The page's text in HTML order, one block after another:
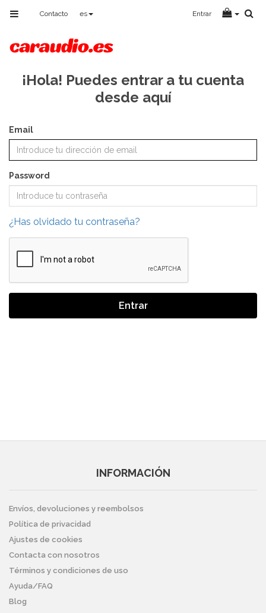
Toggle
navigation
Contacto es Entrar
¡Hola! Puedes entrar a tu cuenta
desde aquí
Email
Password
¿Has olvidado tu contraseña?
Entrar
INFORMACIÓN
Envíos, devoluciones y reembolsos
Política de privacidad
Ajustes de cookies
Contacta con nosotros
Términos y condiciones de uso
Ayuda/FAQ
Blog